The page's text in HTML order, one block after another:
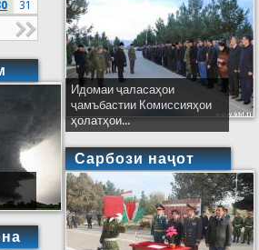
31
Идомаи ҷаласаҳои
ҷамъбастии Комиссияҳои
ҳолатҳои...
Сарбози наҷот